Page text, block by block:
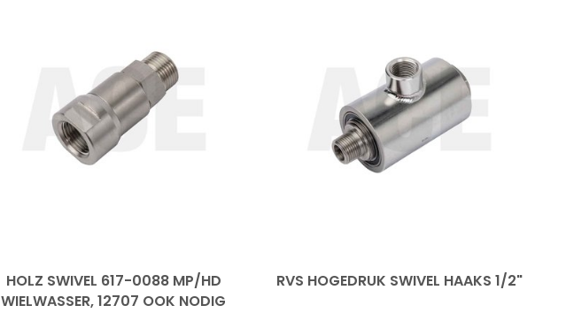
HOLZ SWIVEL 617-0088 MP/HD
WIELWASSER, 12707 OOK NODIG
RVS HOGEDRUK SWIVEL HAAKS 1/2"